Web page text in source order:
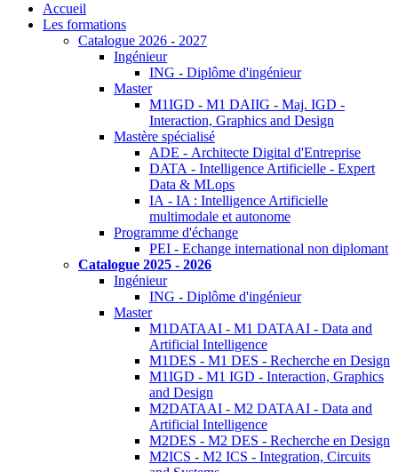
Accueil
Les formations
Catalogue 2026 - 2027
Ingénieur
ING - Diplôme d'ingénieur
Master
M1IGD - M1 DAIIG - Maj. IGD -
Interaction, Graphics and Design
Mastère spécialisé
ADE - Architecte Digital d'Entreprise
DATA - Intelligence Artificielle - Expert
Data & MLops
IA - IA : Intelligence Artificielle
multimodale et autonome
Programme d'échange
PEI - Echange international non diplomant
Catalogue 2025 - 2026
Ingénieur
ING - Diplôme d'ingénieur
Master
M1DATAAI - M1 DATAAI - Data and
Artificial Intelligence
M1DES - M1 DES - Recherche en Design
M1IGD - M1 IGD - Interaction, Graphics
and Design
M2DATAAI - M2 DATAAI - Data and
Artificial Intelligence
M2DES - M2 DES - Recherche en Design
M2ICS - M2 ICS - Integration, Circuits